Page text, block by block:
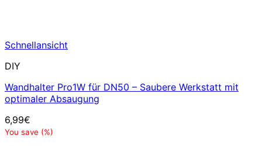
Schnellansicht
DIY
Wandhalter Pro1W für DN50 – Saubere Werkstatt mit
optimaler Absaugung
6,99€
You save (%)